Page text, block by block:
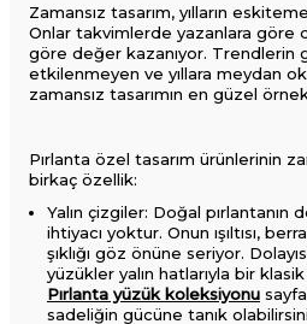
Zamansız tasarım, yılların
Onlar takvimlerde yazanlara göre
göre değer kazanıyor. Trendlerin
etkilenmeyen ve yıllara meydan
zamansız tasarımın en güzel
Pırlanta özel tasarım ürünlerinin
birkaç özellik:
Yalın çizgiler: Doğal pırlantanın
ihtiyacı yoktur. Onun ışıltısı,
şıklığı göz önüne seriyor.
yüzükler yalın hatlarıyla bir
Pırlanta yüzük koleksiyonu
sadeliğin gücüne tanık